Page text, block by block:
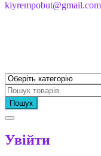
kiyrempobut@gmail.com
Пошук
Увійти